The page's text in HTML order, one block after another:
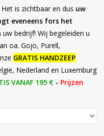
is zichtbaar en dus uw
eveneens fors het
uw bedrijf! Wij begeleiden u
oa. Gojo, Purell,
GRATIS HANDZEEP
Nederland en Luxemburg
VANAF 195 € - Prijzen